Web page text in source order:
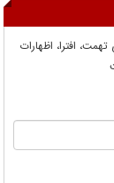
افترا، اظهارات